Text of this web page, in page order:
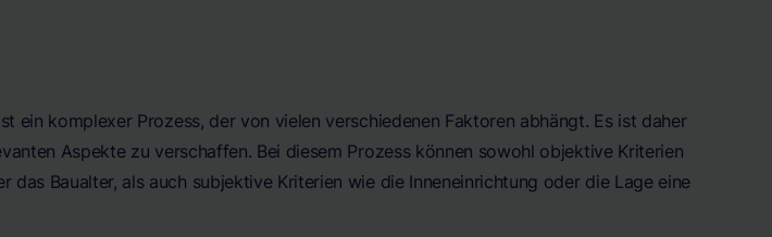
ein komplexer Prozess, der von vielen verschiedenen Faktoren abhängt. Es ist daher
Aspekte zu verschaffen. Bei diesem Prozess können sowohl objektive Kriterien
das Baualter, als auch subjektive Kriterien wie die Inneneinrichtung oder die Lage eine